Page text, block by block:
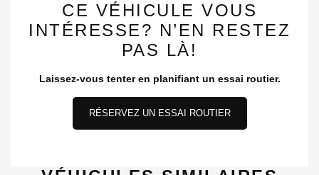
CE VÉHICULE VOUS
INTÉRESSE? N’EN RESTEZ
PAS LÀ!
Laissez-vous tenter en planifiant un essai routier.
RÉSERVEZ UN ESSAI ROUTIER